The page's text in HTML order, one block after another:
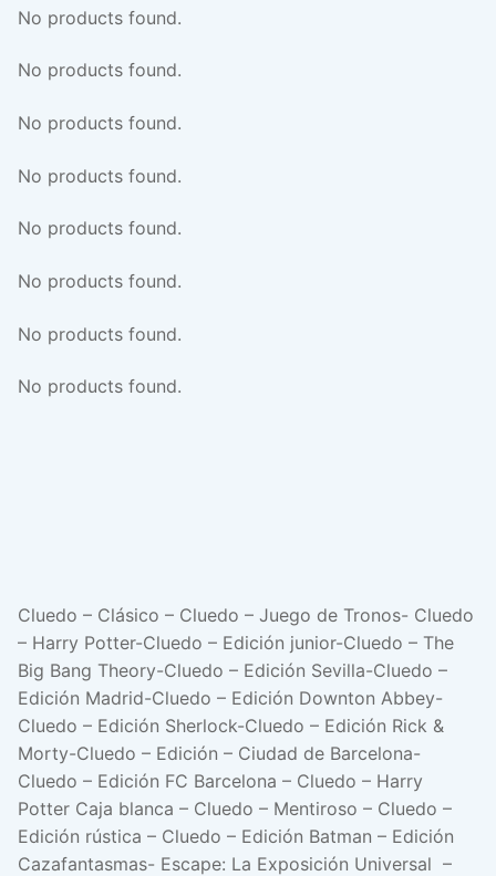
No products found.
No products found.
No products found.
No products found.
No products found.
No products found.
No products found.
No products found.
Cluedo – Clásico – Cluedo – Juego de Tronos- Cluedo
– Harry Potter-Cluedo – Edición junior-Cluedo – The
Big Bang Theory-Cluedo – Edición Sevilla-Cluedo –
Edición Madrid-Cluedo – Edición Downton Abbey-
Cluedo – Edición Sherlock-Cluedo – Edición Rick &
Morty-Cluedo – Edición – Ciudad de Barcelona-
Cluedo – Edición FC Barcelona – Cluedo – Harry
Potter Caja blanca – Cluedo – Mentiroso – Cluedo –
Edición rústica – Cluedo – Edición Batman – Edición
Cazafantasmas- Escape: La Exposición Universal –